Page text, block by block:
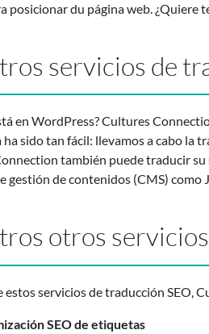
posicionar du página web. ¿Quiere
servicios de
en WordPress? Cultures
ha sido tan fácil: llevamos a cabo la
también puede traducir
gestión de contenidos (CMS)
otros
estos servicios de traducción SEO,
SEO de etiquetas